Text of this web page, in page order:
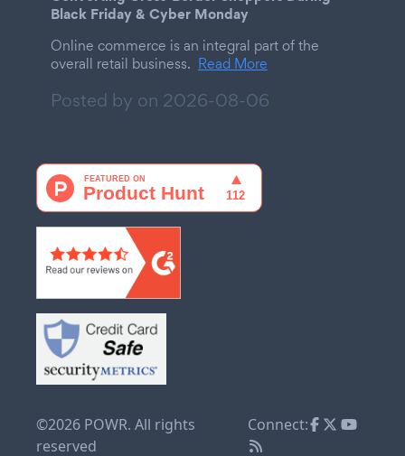
Black Friday & Cyber Monday
Online commerce is an integral part of the
overall retail business. Read More
Posted by on 2026-08-06
©2026 POWR. All rights
reserved
Connect: